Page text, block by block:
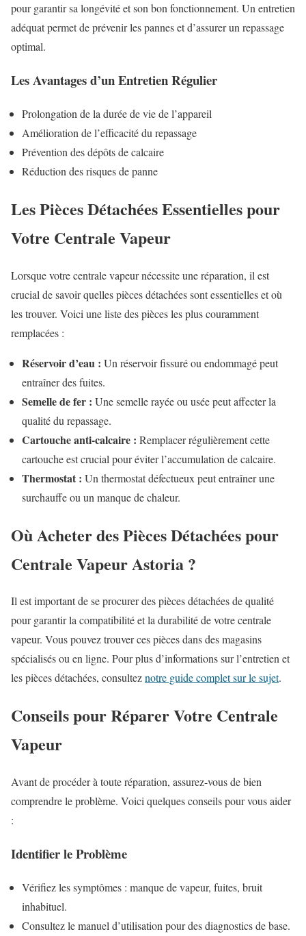
pour garantir sa longévité et son bon fonctionnement. Un entretien
adéquat permet de prévenir les pannes et d’assurer un repassage
optimal.
Les Avantages d’un Entretien Régulier
Prolongation de la durée de vie de l’appareil
Amélioration de l’efficacité du repassage
Prévention des dépôts de calcaire
Réduction des risques de panne
Les Pièces Détachées Essentielles pour
Votre Centrale Vapeur
Lorsque votre centrale vapeur nécessite une réparation, il est
crucial de savoir quelles pièces détachées sont essentielles et où
les trouver. Voici une liste des pièces les plus couramment
remplacées :
Réservoir d’eau : Un réservoir fissuré ou endommagé peut
entraîner des fuites.
Semelle de fer : Une semelle rayée ou usée peut affecter la
qualité du repassage.
Cartouche anti-calcaire : Remplacer régulièrement cette
cartouche est crucial pour éviter l’accumulation de calcaire.
Thermostat : Un thermostat défectueux peut entraîner une
surchauffe ou un manque de chaleur.
Où Acheter des Pièces Détachées pour
Centrale Vapeur Astoria ?
Il est important de se procurer des pièces détachées de qualité
pour garantir la compatibilité et la durabilité de votre centrale
vapeur. Vous pouvez trouver ces pièces dans des magasins
spécialisés ou en ligne. Pour plus d’informations sur l’entretien et
les pièces détachées, consulteznotre guide complet sur le sujet.
Conseils pour Réparer Votre Centrale
Vapeur
Avant de procéder à toute réparation, assurez-vous de bien
comprendre le problème. Voici quelques conseils pour vous aider
:
Identifier le Problème
Vérifiez les symptômes : manque de vapeur, fuites, bruit
inhabituel.
Consultez le manuel d’utilisation pour des diagnostics de base.